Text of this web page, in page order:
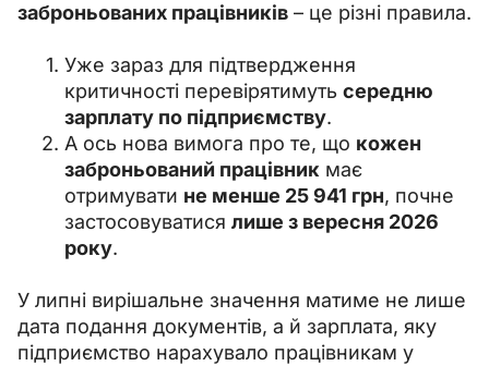
заброньованих працівників – це різні правила.
Уже зараз для підтвердження
критичності перевірятимуть середню
зарплату по підприємству.
А ось нова вимога про те, що кожен
заброньований працівник має
отримувати не менше 25 941 грн, почне
застосовуватися лише з вересня 2026
року.
У липні вирішальне значення матиме не лише
дата подання документів, а й зарплата, яку
підприємство нарахувало працівникам у